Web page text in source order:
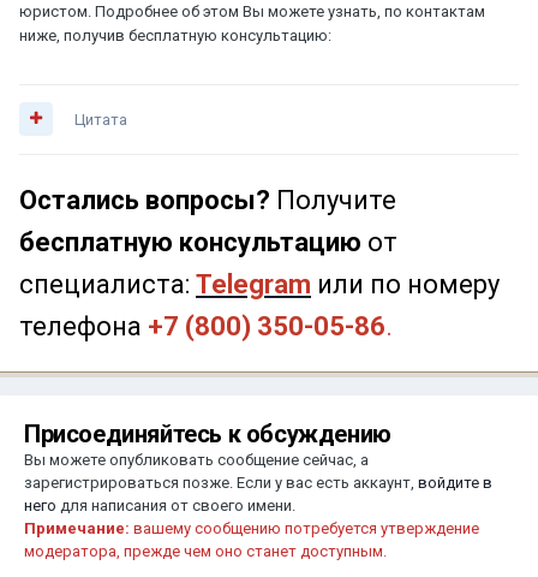
юристом. Подробнее об этом Вы можете узнать, по контактам
ниже, получив бесплатную консультацию:
Цитата
Остались вопросы? Получите
бесплатную консультацию от
специалиста: Telegram или по номеру
телефона +7 (800) 350-05-86.
Присоединяйтесь к обсуждению
Вы можете опубликовать сообщение сейчас, а
зарегистрироваться позже. Если у вас есть аккаунт, войдите в
него для написания от своего имени.
Примечание: вашему сообщению потребуется утверждение
модератора, прежде чем оно станет доступным.